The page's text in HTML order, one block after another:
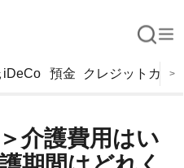
iDeCo 預金 クレジットカー
>
介護費用はい